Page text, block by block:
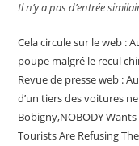
Il n’y a pas d’entrée
Cela circule sur le web :
poupe malgré le recul
Revue de presse web :
d’un tiers des voitures
Bobigny,NOBODY
Tourists Are Refusing